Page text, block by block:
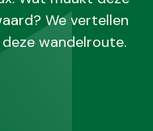
We vertellen
wandelroute.